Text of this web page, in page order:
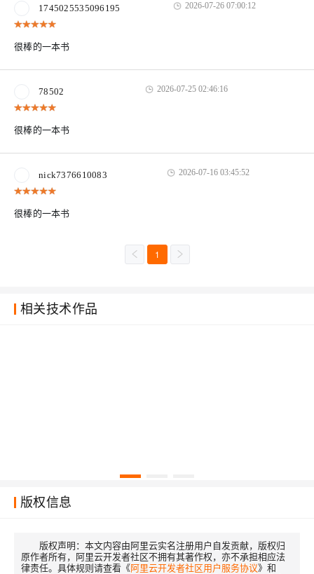
1745025535096195 2026-07-26 07:00:12
很棒的一本书
78502 2026-07-25 02:46:16
很棒的一本书
nick7376610083 2026-07-16 03:45:52
很棒的一本书
1
相关技术作品
版权信息
版权声明： 本文内容由阿里云实名注册用户自发贡献，版权归
原作者所有，阿里云开发者社区不拥有其著作权，亦不承担相应法
律责任。具体规则请查看《阿里云开发者社区用户服务协议》和